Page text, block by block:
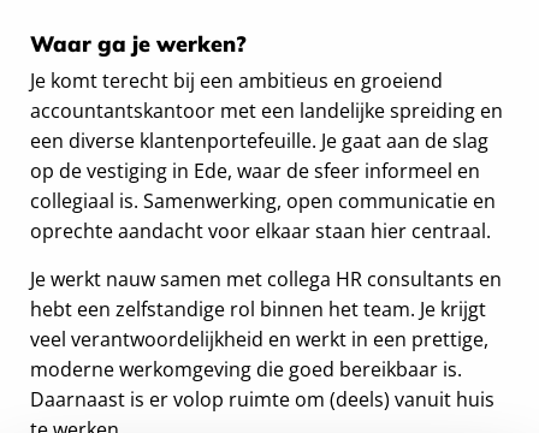
Waar ga je werken?
Je komt terecht bij een ambitieus en groeiend
accountantskantoor met een landelijke spreiding en
een diverse klantenportefeuille. Je gaat aan de slag
op de vestiging in Ede, waar de sfeer informeel en
collegiaal is. Samenwerking, open communicatie en
oprechte aandacht voor elkaar staan hier centraal.
Je werkt nauw samen met collega HR consultants en
hebt een zelfstandige rol binnen het team. Je krijgt
veel verantwoordelijkheid en werkt in een prettige,
moderne werkomgeving die goed bereikbaar is.
Daarnaast is er volop ruimte om (deels) vanuit huis